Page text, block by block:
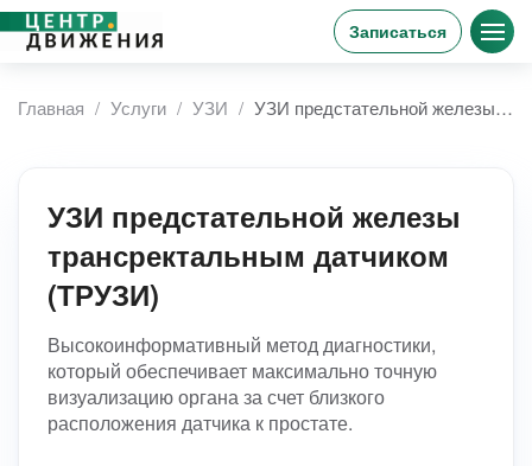
Записаться
Главная Услуги УЗИ УЗИ предстательной железы трансректальным датчиком
УЗИ предстательной железы
трансректальным датчиком
(ТРУЗИ)
Высокоинформативный метод диагностики,
который обеспечивает максимально точную
визуализацию органа за счет близкого
расположения датчика к простате.